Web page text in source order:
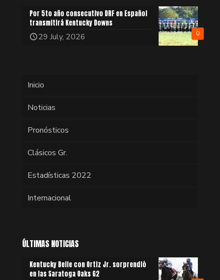
0
Por 5to año consecutivo DRF en Español
transmitirá Kentucky Downs
29 July, 2026
Inicio
Noticias
Pronósticos
Clásicos Gr.
Estadísticas 2022
Internacional
ÚLTIMAS NOTICIAS
Kentucky Belle con Ortiz Jr. sorprendió
en las Saratoga Oaks G2